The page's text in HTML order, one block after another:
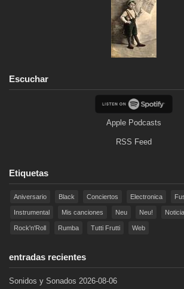
Escuchar
Apple Podcasts
RSS Feed
Etiquetas
Aniversario Black Conciertos Electronica
Instrumental Mis canciones Neu Neu!
Rock'n'Roll Rumba Tutti Frutti Web
entradas recientes
Sonidos y Sonados 2026-08-06